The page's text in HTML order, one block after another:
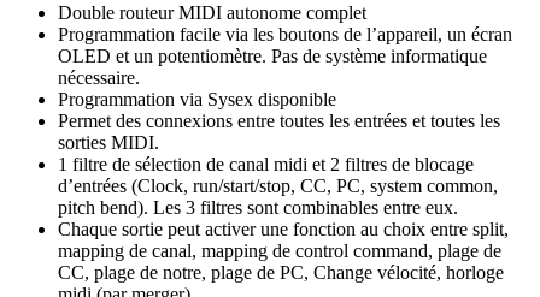
Double routeur MIDI autonome complet
Programmation facile via les boutons de l’appareil, un écran
OLED et un potentiomètre. Pas de système informatique
nécessaire.
Programmation via Sysex disponible
Permet des connexions entre toutes les entrées et toutes les
sorties MIDI.
1 filtre de sélection de canal midi et 2 filtres de blocage
d’entrées (Clock, run/start/stop, CC, PC, system common,
pitch bend). Les 3 filtres sont combinables entre eux.
Chaque sortie peut activer une fonction au choix entre split,
mapping de canal, mapping de control command, plage de
CC, plage de notre, plage de PC, Change vélocité, horloge